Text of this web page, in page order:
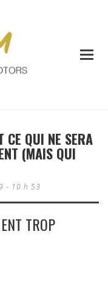
CE QUI NE SERA
(MAIS QUI
- 10 h 53
TROP